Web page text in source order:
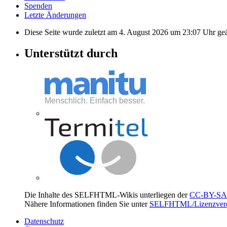
Spenden
Letzte Änderungen
Diese Seite wurde zuletzt am 4. August 2026 um 23:07 Uhr
Unterstützt durch
Die Inhalte des SELFHTML-Wikis unterliegen derCC-BY-
Nähere Informationen finden Sie unter SELFHTML/
Datenschutz